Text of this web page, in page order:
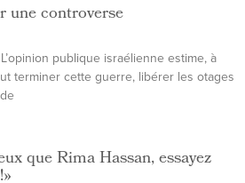
une controverse
publique israélienne estime, à
terminer cette guerre, libérer les otages
que Rima Hassan, essayez